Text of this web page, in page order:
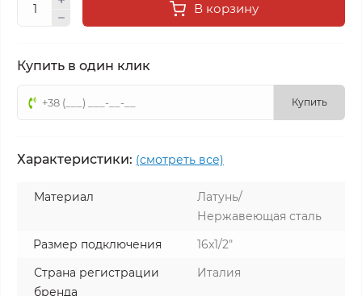
В корзину
Купить в один клик
Купить
Характеристики: (смотреть все)
Материал
Латунь/
Нержавеющая сталь
Размер подключения
16x1/2"
Страна регистрации
бренда
Италия